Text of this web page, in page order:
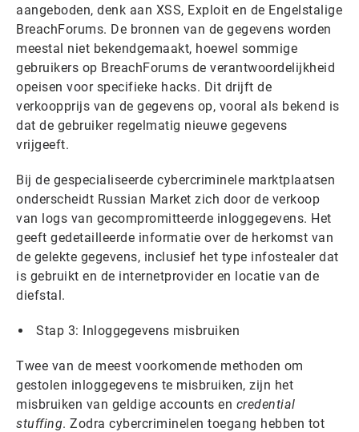
aangeboden, denk aan XSS, Exploit en de Engelstalige
BreachForums. De bronnen van de gegevens worden
meestal niet bekendgemaakt, hoewel sommige
gebruikers op BreachForums de verantwoordelijkheid
opeisen voor specifieke hacks. Dit drijft de
verkoopprijs van de gegevens op, vooral als bekend is
dat de gebruiker regelmatig nieuwe gegevens
vrijgeeft.
Bij de gespecialiseerde cybercriminele marktplaatsen
onderscheidt Russian Market zich door de verkoop
van logs van gecompromitteerde inloggegevens. Het
geeft gedetailleerde informatie over de herkomst van
de gelekte gegevens, inclusief het type infostealer dat
is gebruikt en de internetprovider en locatie van de
diefstal.
Stap 3: Inloggegevens misbruiken
Twee van de meest voorkomende methoden om
gestolen inloggegevens te misbruiken, zijn het
misbruiken van geldige accounts en credential
stuffing. Zodra cybercriminelen toegang hebben tot